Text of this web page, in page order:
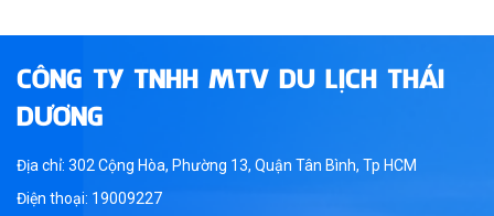
CÔNG TY TNHH MTV DU LỊCH THÁI
DƯƠNG
Địa chỉ: 302 Cộng Hòa, Phường 13, Quận Tân Bình, Tp HCM
Điện thoại: 19009227